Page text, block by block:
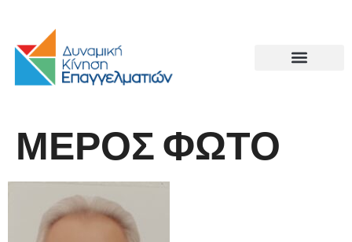
ΜΕΡΟΣ ΦΩΤΟ